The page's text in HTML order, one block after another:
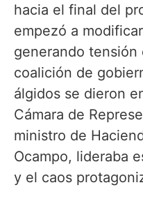
hacia el final del
empezó a
generando
coalición de
álgidos se dieron
Cámara de
ministro de
Ocampo, lideraba
y el caos